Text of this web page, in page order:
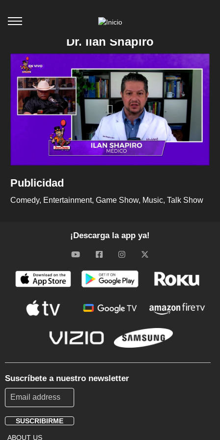
Dr. Ilan Shapiro
Publicidad
Comedy Entertainment Game Show Music Talk Show
¡Descarga la app ya!
Suscríbete a nuestro newsletter
SUSCRIBIRME
ABOUT US